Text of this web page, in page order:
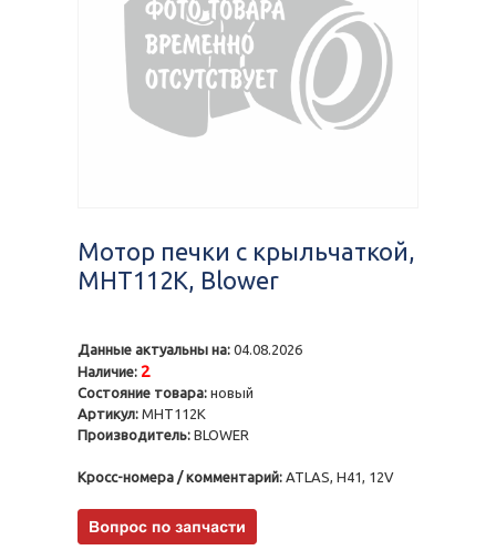
Мотор печки с крыльчаткой,
MHT112K, Blower
Данные актуальны на: 04.08.2026
Наличие: 2
Состояние товара: новый
Артикул: MHT112K
Производитель: BLOWER
Кросс-номера / комментарий: ATLAS, H41, 12V